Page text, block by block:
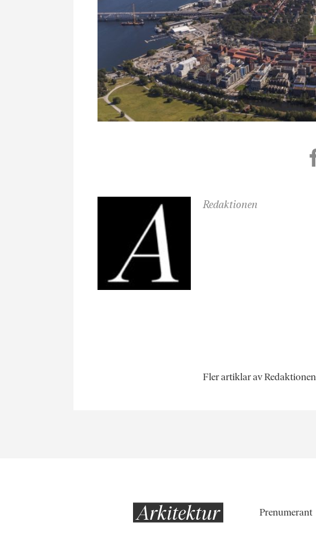
Redaktionen
Fler artiklar av Redaktionen
Prenumerant